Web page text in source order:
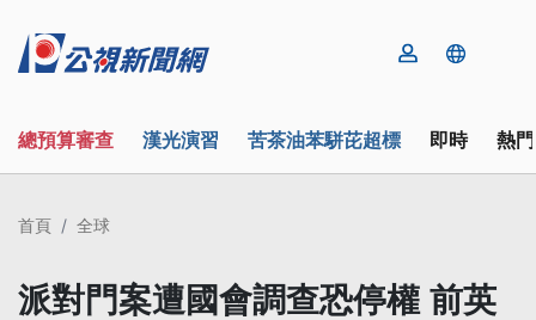
總預算審查 漢光演習 苦茶油苯駢芘超標 即時 熱
首頁 全球
派對門案遭國會調查恐停權 前英